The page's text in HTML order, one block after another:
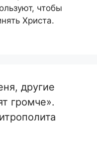
чтобы
Христа.
другие
громче».